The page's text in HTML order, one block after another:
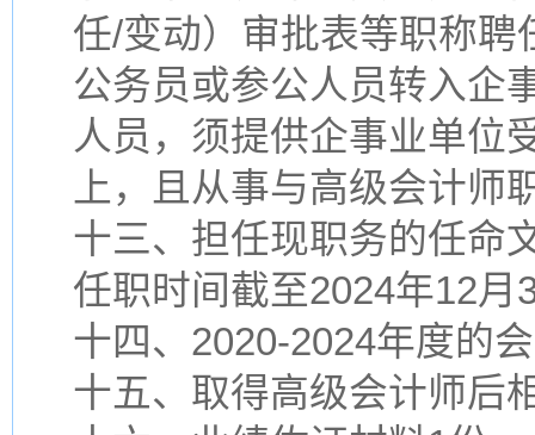
任/变动）审批表等职称聘
公务员或参公人员转入企
人员，须提供企事业单位
上，且从事与高级会计师
十三、担任现职务的任命
任职时间截至2024年12月
十四、2020-2024年度的
十五、取得高级会计师后